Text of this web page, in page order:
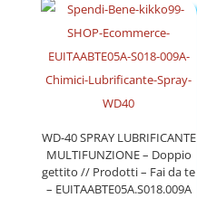
WD-40 SPRAY LUBRIFICANTE
MULTIFUNZIONE – Doppio
gettito // Prodotti – Fai da te
– EUITAABTE05A.S018.009A